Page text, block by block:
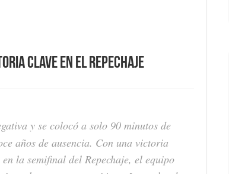
clave en el Repechaje
y se colocó a solo 90 minutos de
años de ausencia. Con una victoria
la semifinal del Repechaje, el equipo